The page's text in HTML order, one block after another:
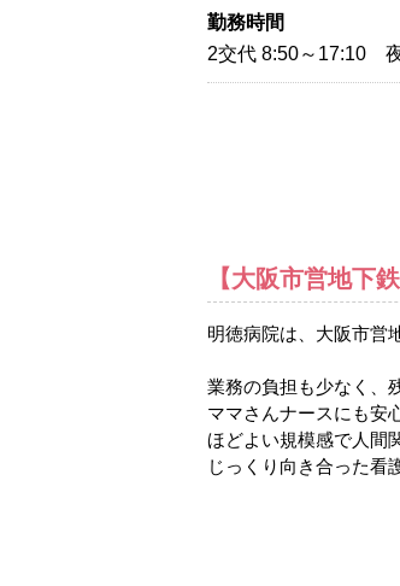
勤務時間
2交代 8:50～17:10
【大阪市営地下
明徳病院は、大阪市営
業務の負担も少なく、
ママさんナースにも安
ほどよい規模感で人間
じっくり向き合った看